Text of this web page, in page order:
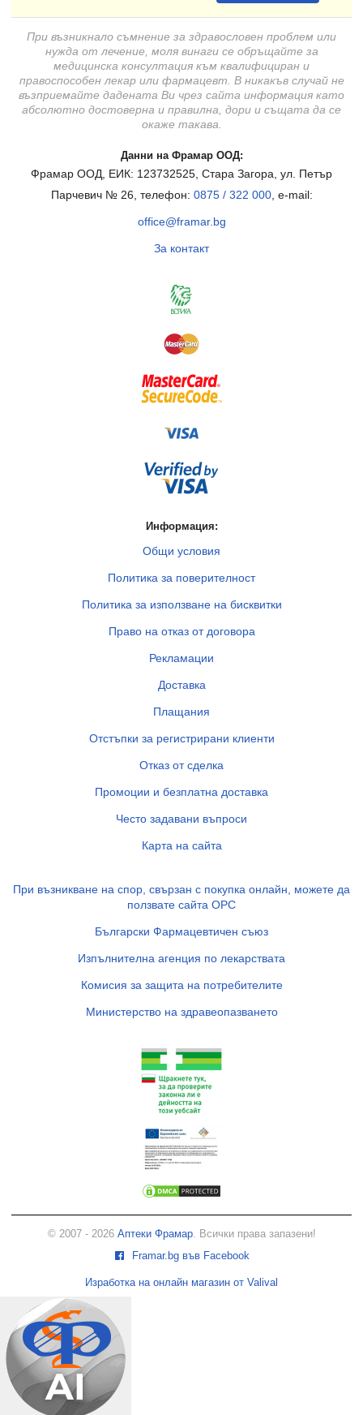
При възникнало съмнение за здравословен проблем или
нужда от лечение, моля винаги се обръщайте за
медицинска консултация към квалифициран и
правоспособен лекар или фармацевт. В никакъв случай не
възприемайте дадената Ви чрез сайта информация като
абсолютно достоверна и правилна, дори и същата да се
окаже такава.
Данни на Фрамар ООД:
Фрамар ООД, ЕИК: 123732525, Стара Загора, ул. Петър
Парчевич № 26, телефон: 0875 / 322 000, e-mail:
office@framar.bg
За контакт
Информация:
Общи условия
Политика за поверителност
Политика за използване на бисквитки
Право на отказ от договора
Рекламации
Доставка
Плащания
Отстъпки за регистрирани клиенти
Отказ от сделка
Промоции и безплатна доставка
Често задавани въпроси
Карта на сайта
При възникване на спор, свързан с покупка онлайн, можете да
ползвате сайта ОРС
Български Фармацевтичен съюз
Изпълнителна агенция по лекарствата
Комисия за защита на потребителите
Министерство на здравеопазването
© 2007 - 2026 Аптеки Фрамар. Всички права запазени!
Framar.bg във Facebook
Изработка на онлайн магазин от Valival